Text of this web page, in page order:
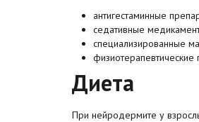
антигестаминные
седативные
специализированные
Диета
При нейродермите у